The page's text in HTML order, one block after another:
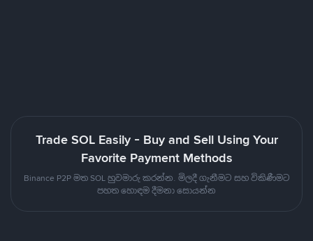
Trade SOL Easily - Buy and Sell Using Your
Favorite Payment Methods
Binance P2P මත SOL හුවමාරු කරන්න. මිලදී ගැනීමට සහ විකිණීමට
පහත හොඳම දීමනා සොයන්න